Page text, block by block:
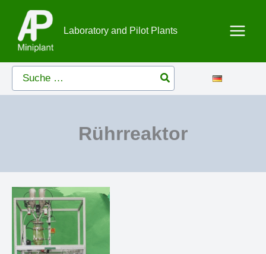
Inhalt
springen
Laboratory and Pilot Plants
Search
for:
Rührreaktor